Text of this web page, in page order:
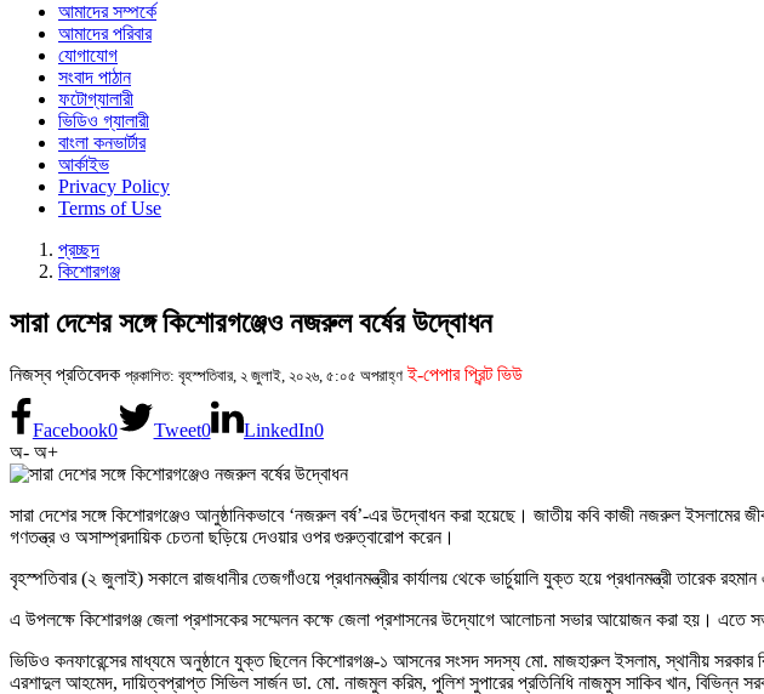
আমাদের সম্পর্কে
আমাদের পরিবার
যোগাযোগ
সংবাদ পাঠান
ফটোগ্যালারী
ভিডিও গ্যালারী
বাংলা কনভার্টার
আর্কাইভ
Privacy Policy
Terms of Use
প্রচ্ছদ
কিশোরগঞ্জ
সারা দেশের সঙ্গে কিশোরগঞ্জেও নজরুল বর্ষের উদ্বোধন
নিজস্ব প্রতিবেদক প্রকাশিত: বৃহস্পতিবার, ২ জুলাই, ২০২৬, ৫:০৫ অপরাহ্ণ ই-পেপার প্রিন্ট ভিউ
Facebook0 Tweet0 LinkedIn0
অ- অ+
সারা দেশের সঙ্গে কিশোরগঞ্জেও আনুষ্ঠানিকভাবে ‘নজরুল বর্ষ’-এর উদ্বোধন করা হয়েছে। জাতীয় কবি কাজী নজরুল
গণতন্ত্র ও অসাম্প্রদায়িক চেতনা ছড়িয়ে দেওয়ার ওপর গুরুত্বারোপ করেন।
বৃহস্পতিবার (২ জুলাই) সকালে রাজধানীর তেজগাঁওয়ে প্রধানমন্ত্রীর কার্যালয় থেকে ভার্চুয়ালি যুক্ত হয়ে প্রধানমন্ত্রী তারেক
এ উপলক্ষে কিশোরগঞ্জ জেলা প্রশাসকের সম্মেলন কক্ষে জেলা প্রশাসনের উদ্যোগে আলোচনা সভার আয়োজন করা হয়। এতে
ভিডিও কনফারেন্সের মাধ্যমে অনুষ্ঠানে যুক্ত ছিলেন কিশোরগঞ্জ-১ আসনের সংসদ সদস্য মো. মাজহারুল ইসলাম, স্থানীয়
এরশাদুল আহমেদ, দায়িত্বপ্রাপ্ত সিভিল সার্জন ডা. মো. নাজমুল করিম, পুলিশ সুপারের প্রতিনিধি নাজমুস সাকিব খান, বিভিন্ন